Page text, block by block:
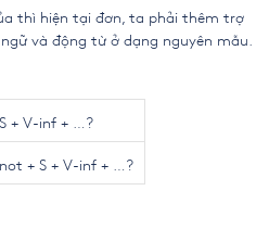
thì hiện tại đơn, ta phải thêm trợ
và động từ ở dạng nguyên mẫu.
+ V-inf + …?
+ S + V-inf + …?